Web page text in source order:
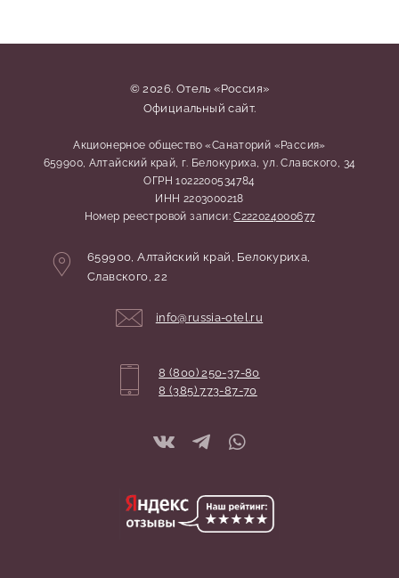
Адрес:
659900,Алтайский край, Белокуриха,
Славского, 22
Координаты:info@russia-otel.ru
© 2026. Отель «Россия»
Официальный сайт.
Акционерное общество «Санаторий «Рассия»
659900, Алтайский край, г. Белокуриха, ул. Славского, 34
ОГРН 1022200534784
ИНН 2203000218
Номер реестровой записи:С222024000677
8 (800) 250-37-80
8 (385) 773-87-70